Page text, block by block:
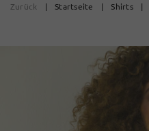
Zurück | Startseite | Shirts |